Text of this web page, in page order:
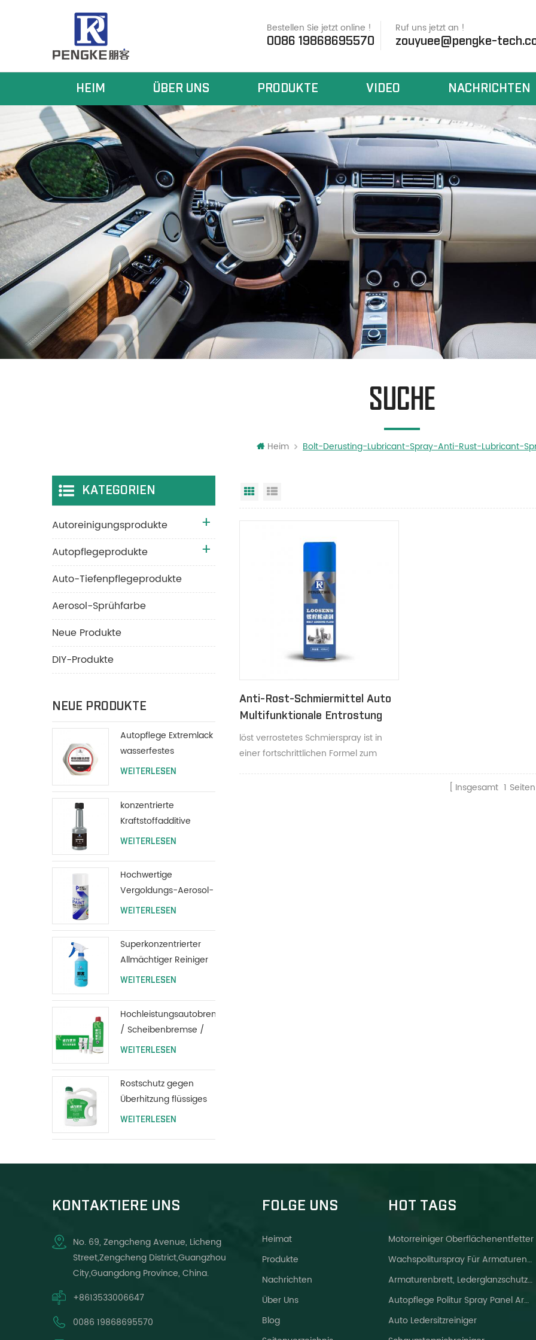
Bestellen Sie jetzt online !
0086 19868695570
Ruf uns jetzt an !
zouyuee@pengke-
HEIM ÜBER UNS PRODUKTE VIDEO NACHRICHTEN
SUCHE
Heim Bolt-Derusting-Lubricant-Spray-Anti-Rust-Lubricant-
Rasteransicht
Anti-Rost-Schmiermittel Auto
Multifunktionale Entrostung
Spiritus Metall Türschloss
Schraube Schraube lose Auto
löst verrostetes Schmierspray ist in
einer fortschrittlichen Formel zum
Insgesamt 1 Seiten
KATEGORIEN
Autoreinigungsprodukte
Autopflegeprodukte
Auto-Tiefenpflegeprodukte
Aerosol-Sprühfarbe
Neue Produkte
DIY-Produkte
NEUE PRODUKTE
Autopflege Extremlack
wasserfestes
Polierwachs 200g mit
WEITERLESEN
konzentrierte
Kraftstoffadditive
Autopflege
WEITERLESEN
Hochwertige
Vergoldungs-Aerosol-
Lack-Auto-Sprühfarbe
WEITERLESEN
Superkonzentrierter
Allmächtiger Reiniger
für alle Zwecke
WEITERLESEN
Hochleistungsautobremse
/ Scheibenbremse /
Reiniger für
WEITERLESEN
Rostschutz gegen
Überhitzung flüssiges
Kühlmittel Wassertank
WEITERLESEN
KONTAKTIERE UNS
No. 69, Zengcheng Avenue, Licheng
Street,Zengcheng District,Guangzhou
City,Guangdong Province, China.
+8613533006647
0086 19868695570
FOLGE UNS
Heimat
Produkte
Nachrichten
Über Uns
Blog
HOT TAGS
Motorreiniger Oberflächenentfetter
Wachspoliturspray Für Armaturenbrett
Armaturenbrett, Lederglanzschutzspray Helleres Wachs
Autopflege Politur Spray Panel Armaturenbrett Wachs
Auto Ledersitzreiniger